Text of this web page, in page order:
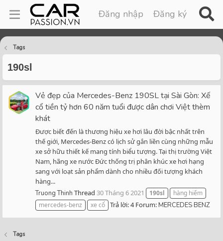
Đăng nhập Đăng ký
Tags
190sl
Vẻ đẹp của Mercedes-Benz 190SL tại Sài Gòn: Xế
cổ tiền tỷ hơn 60 năm tuổi được dân chơi Việt thèm
khát
Được biết đến là thương hiệu xe hơi lâu đời bậc nhất trên
thế giới, Mercedes-Benz có lịch sử gắn liền cùng những mẫu
xe sở hữu thiết kế mang tính biểu tượng. Tại thị trường Việt
Nam, hãng xe nước Đức thống trị phân khúc xe hơi hạng
sang với loạt sản phẩm dành cho nhiều đối tượng khách
hàng...
Truong Thinh Thread 30 Tháng 6 2021 190sl
hàng hiếm
mercedes-benz
xe cổ Trả lời: 4 Forum:MERCEDES BENZ
Tags